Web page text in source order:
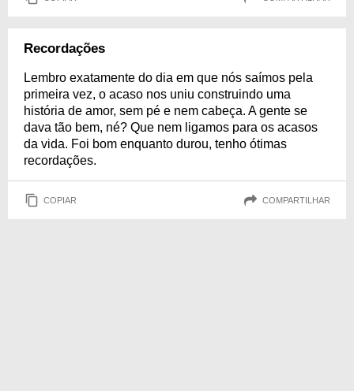
Recordações
Lembro exatamente do dia em que nós saímos pela
primeira vez, o acaso nos uniu construindo uma
história de amor, sem pé e nem cabeça. A gente se
dava tão bem, né? Que nem ligamos para os acasos
da vida. Foi bom enquanto durou, tenho ótimas
recordações.
COPIAR COMPARTILHAR